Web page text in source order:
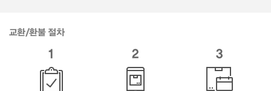
교환/환불 절차
1 2 3